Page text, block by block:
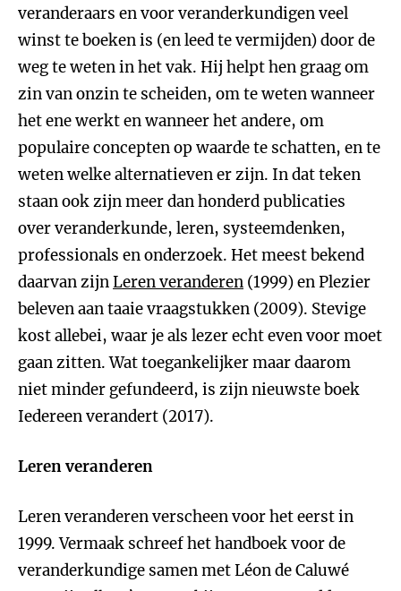
veranderaars en voor veranderkundigen veel
winst te boeken is (en leed te vermijden) door de
weg te weten in het vak. Hij helpt hen graag om
zin van onzin te scheiden, om te weten wanneer
het ene werkt en wanneer het andere, om
populaire concepten op waarde te schatten, en te
weten welke alternatieven er zijn. In dat teken
staan ook zijn meer dan honderd publicaties
over veranderkunde, leren, systeemdenken,
professionals en onderzoek. Het meest bekend
daarvan zijnLeren veranderen (1999) en Plezier
beleven aan taaie vraagstukken (2009). Stevige
kost allebei, waar je als lezer echt even voor moet
gaan zitten. Wat toegankelijker maar daarom
niet minder gefundeerd, is zijn nieuwste boek
Iedereen verandert (2017).
Leren veranderen
Leren veranderen verscheen voor het eerst in
1999. Vermaak schreef het handboek voor de
veranderkundige samen met Léon de Caluwé